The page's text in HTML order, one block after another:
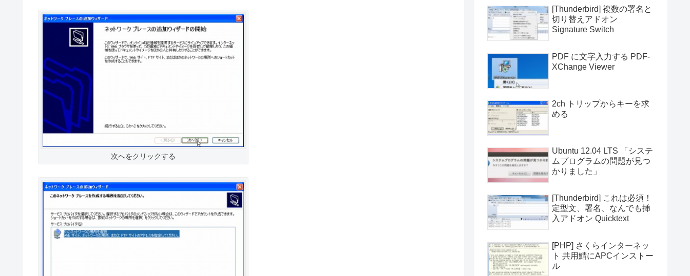
次へをクリックする
[Thunderbird] 複数の署名と
切り替えアドオン
Signature Switch
PDF に文字入力する PDF-
XChange Viewer
2ch トリップからキーを求
める
Ubuntu 12.04 LTS 「システ
ムプログラムの問題が見つ
かりました」
[Thunderbird] これは必須！
定型文、署名、なんでも挿
入アドオン Quicktext
[PHP] さくらインターネッ
ト 共用鯖にAPCインストー
ル